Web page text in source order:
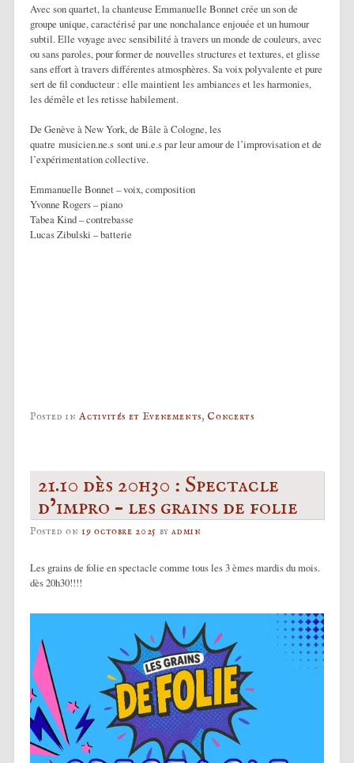
Avec son quartet, la chanteuse Emmanuelle Bonnet crée un son de
groupe unique, caractérisé par une nonchalance enjouée et un humour
subtil. Elle voyage avec sensibilité à travers un monde de couleurs, avec
ou sans paroles, pour former de nouvelles structures et textures, et glisse
sans effort à travers différentes atmosphères. Sa voix polyvalente et pure
sert de fil conducteur : elle maintient les ambiances et les harmonies,
les démêle et les retisse habilement.
De Genève à New York, de Bâle à Cologne, les
quatre musicien.ne.s sont uni.e.s par leur amour de l’improvisation et de
l’expérimentation collective.
Emmanuelle Bonnet – voix, composition
Yvonne Rogers – piano
Tabea Kind – contrebasse
Lucas Zibulski – batterie
Posted inActivités et Evenements, Concerts
21.10 dès 20h30 : Spectacle
d’impro – les grains de folie
Posted on19 octobre 2025 byadmin
Les grains de folie en spectacle comme tous les 3 èmes mardis du mois.
dès 20h30!!!!